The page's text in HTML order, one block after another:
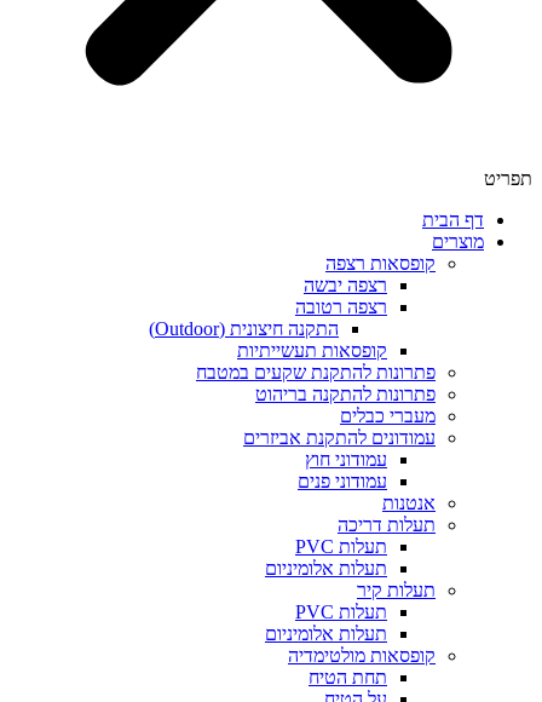
תפריט
דף הבית
מוצרים
קופסאות רצפה
רצפה יבשה
רצפה רטובה
התקנה חיצונית (Outdoor)
קופסאות תעשייתיות
פתרונות להתקנת שקעים במטבח
פתרונות להתקנה בריהוט
מעברי כבלים
עמודונים להתקנת אביזרים
עמודוני חוץ
עמודוני פנים
אנטנות
תעלות דריכה
תעלות PVC
תעלות אלומיניום
תעלות קיר
תעלות PVC
תעלות אלומיניום
קופסאות מולטימדיה
תחת הטיח